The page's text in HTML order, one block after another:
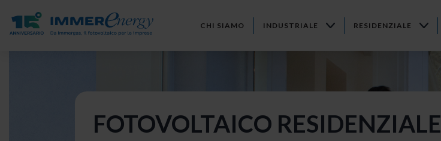
CHI SIAMO INDUSTRIALE RESIDENZIALE
FOTOVOLTAICO RESIDENZIALE